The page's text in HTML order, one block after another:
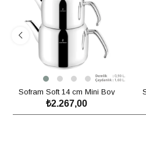
Sofram Soft 14 cm Mini Boy
Çaydanlık Takımı
₺2.267,00
SEPETE EKLE